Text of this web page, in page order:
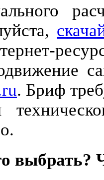
. Бриф
выбрать?